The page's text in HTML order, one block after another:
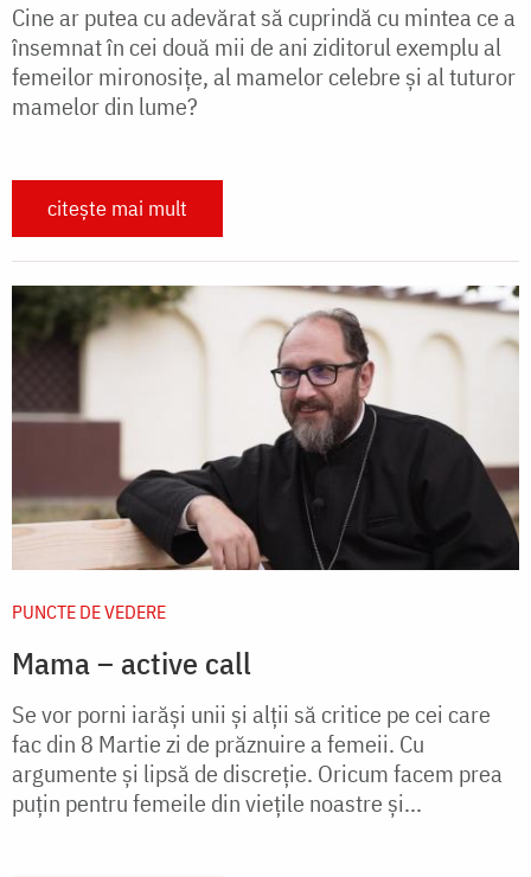
Cine ar putea cu adevărat să cuprindă cu mintea ce a
însemnat în cei două mii de ani ziditorul exemplu al
femeilor mironosițe, al mamelor celebre și al tuturor
mamelor din lume?
citește mai mult
PUNCTE DE VEDERE
Mama – active call
Se vor porni iarăși unii și alții să critice pe cei care
fac din 8 Martie zi de prăznuire a femeii. Cu
argumente și lipsă de discreție. Oricum facem prea
puțin pentru femeile din viețile noastre și...